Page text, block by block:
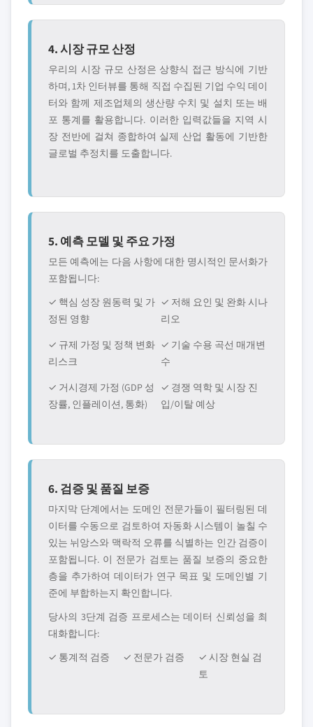
4. 시장 규모 산정
우리의 시장 규모 산정은 상향식 접근 방식에 기반
하며, 1차 인터뷰를 통해 직접 수집된 기업 수익 데이
터와 함께 제조업체의 생산량 수치 및 설치 또는 배
포 통계를 활용합니다. 이러한 입력값들을 지역 시
장 전반에 걸쳐 종합하여 실제 산업 활동에 기반한
글로벌 추정치를 도출합니다.
5. 예측 모델 및 주요 가정
모든 예측에는 다음 사항에 대한 명시적인 문서화가
포함됩니다:
✓ 핵심 성장 원동력 및 가
정된 영향
✓ 저해 요인 및 완화 시나
리오
✓ 규제 가정 및 정책 변화
리스크
✓ 기술 수용 곡선 매개변
수
✓ 거시경제 가정 (GDP 성
장률, 인플레이션, 통화)
✓ 경쟁 역학 및 시장 진
입/이탈 예상
6. 검증 및 품질 보증
마지막 단계에서는 도메인 전문가들이 필터링된 데
이터를 수동으로 검토하여 자동화 시스템이 놀칠 수
있는 뉘앙스와 맥락적 오류를 식별하는 인간 검증이
포함됩니다. 이 전문가 검토는 품질 보증의 중요한
층을 추가하여 데이터가 연구 목표 및 도메인별 기
준에 부합하는지 확인합니다.
당사의 3단계 검증 프로세스는 데이터 신뢰성을 최
대화합니다:
✓ 통계적 검증
✓ 전문가 검증
✓ 시장 현실 검
토